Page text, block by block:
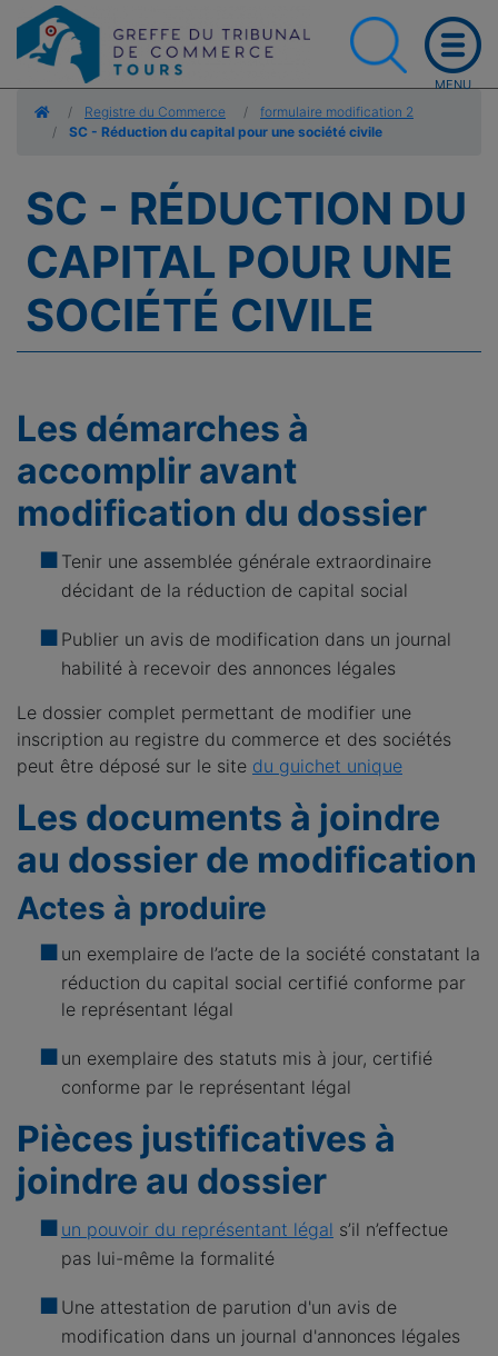
AccueilRegistre du Commerce
formulaire modification 2
SC - Réduction du capital pour une société civile
SC - RÉDUCTION DU
CAPITAL POUR UNE
SOCIÉTÉ CIVILE
Les démarches à
accomplir avant
modification du dossier
Tenir une assemblée générale extraordinaire
décidant de la réduction de capital social
Publier un avis de modification dans un journal
habilité à recevoir des annonces légales
Le dossier complet permettant de modifier une
inscription au registre du commerce et des sociétés
peut être déposé sur le site du guichet unique
Les documents à joindre
au dossier de modification
Actes à produire
un exemplaire de l’acte de la société constatant la
réduction du capital social certifié conforme par
le représentant légal
un exemplaire des statuts mis à jour, certifié
conforme par le représentant légal
Pièces justificatives à
joindre au dossier
un pouvoir du représentant légal s’il n’effectue
pas lui-même la formalité
Une attestation de parution d'un avis de
modification dans un journal d'annonces légales